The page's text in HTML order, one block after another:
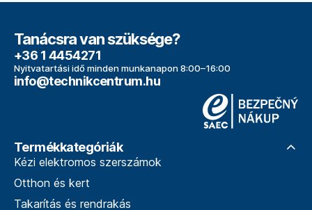
Tanácsra van szüksége?
+36 1 4454271
Nyitvatartási idő minden munkanapon 8:00–16:00
info@technikcentrum.hu
Termékkategóriák
Kézi elektromos szerszámok
Otthon és kert
Takarítás és rendrakás